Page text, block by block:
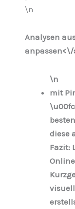
\n
Analysen
\n
mit
diese
Fazit: